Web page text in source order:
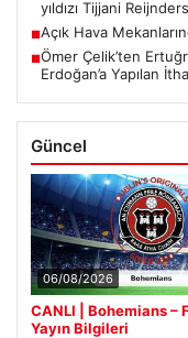
yıldızı Tijjani Reijnders
■Açık Hava
■Ömer Çelik’ten
Erdoğan’a Yapılan
Güncel
06/08/2026
CANLI | Bohemians –
Yayın Bilgileri